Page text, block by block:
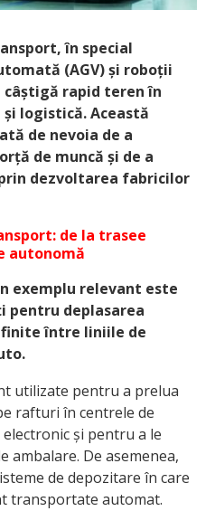
în special
(AGV) și roboții
câștigă rapid teren în
logistică. Această
de nevoia de a
de muncă și de a
dezvoltarea fabricilor
de la trasee
autonomă
exemplu relevant este
pentru deplasarea
finite între liniile de
utilizate pentru a prelua
rafturi în centrele de
și pentru a le
ambalare. De asemenea,
de depozitare în care
transportate automat.